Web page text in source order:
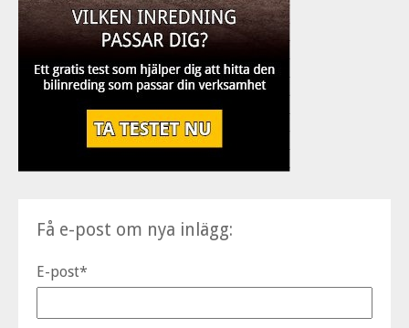
Få e-post om nya inlägg:
E-post*